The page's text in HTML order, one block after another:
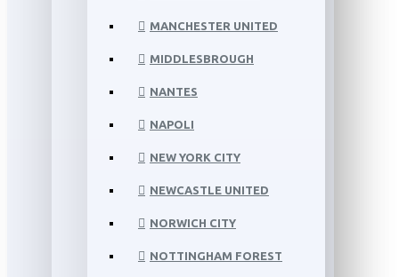
MANCHESTER UNITED
MIDDLESBROUGH
NANTES
NAPOLI
NEW YORK CITY
NEWCASTLE UNITED
NORWICH CITY
NOTTINGHAM FOREST